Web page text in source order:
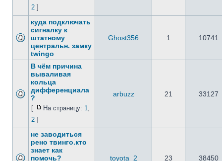
2 ]
куда подключать
сигналку к
штатному
центральн. замку
twingo
Ghost356 1 10741
В чём причина
вываливая
кольца
дифференциала
?
[ На страницу: 1,
2 ]
arbuzz 21 33127
не заводиться
рено твинго.кто
знает как
помочь?
toyota_2 23 38450